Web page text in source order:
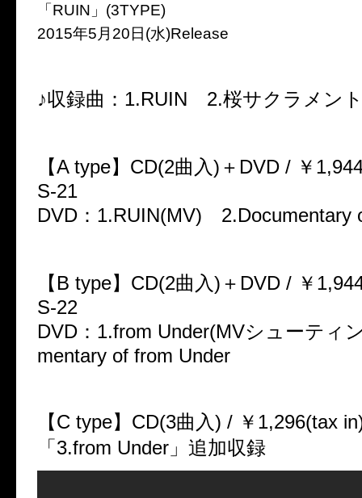
「RUIN」(3TYPE)
2015年5月20日(水)Release
♪収録曲：1.RUIN 2.桜サクラメン
【A type】CD(2曲入)＋DVD / ￥
S-21
DVD：1.RUIN(MV) 2.Documentary
【B type】CD(2曲入)＋DVD / ￥
S-22
DVD：1.from Under(MVシューテ
mentary of from Under
【C type】CD(3曲入) / ￥1,296(tax
「3.from Under」追加収録